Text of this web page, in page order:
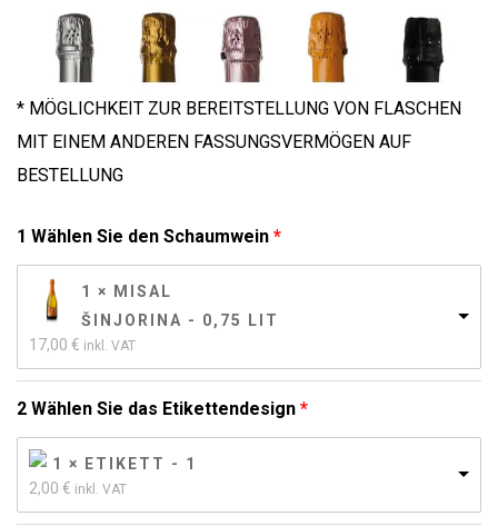
* MÖGLICHKEIT ZUR BEREITSTELLUNG VON FLASCHEN
MIT EINEM ANDEREN FASSUNGSVERMÖGEN AUF
BESTELLUNG
1 Wählen Sie den Schaumwein
1 × MISAL
ŠINJORINA - 0,75 LIT
17,00 € inkl. VAT
2 Wählen Sie das Etikettendesign
1 × ETIKETT - 1
2,00 € inkl. VAT